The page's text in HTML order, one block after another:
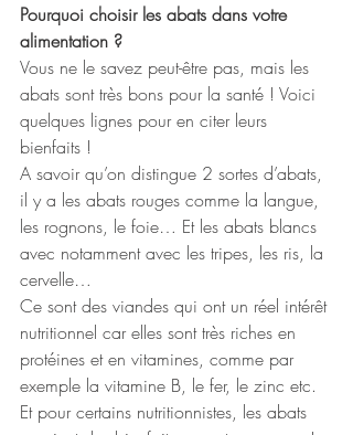
Pourquoi choisir les abats dans votre
alimentation ?
Vous ne le savez peut-être pas, mais les
abats sont très bons pour la santé ! Voici
quelques lignes pour en citer leurs
bienfaits !
A savoir qu’on distingue 2 sortes d’abats,
il y a les abats rouges comme la langue,
les rognons, le foie… Et les abats blancs
avec notamment avec les tripes, les ris, la
cervelle…
Ce sont des viandes qui ont un réel intérêt
nutritionnel car elles sont très riches en
protéines et en vitamines, comme par
exemple la vitamine B, le fer, le zinc etc.
Et pour certains nutritionnistes, les abats